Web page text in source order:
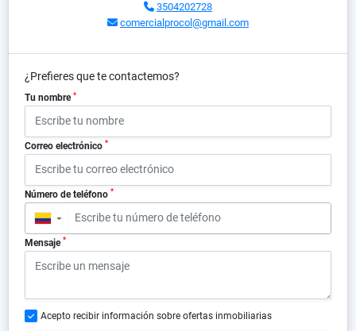
3504202728
comercialprocol@gmail.com
¿Prefieres que te contactemos?
Tu nombre *
Correo electrónico *
Número de teléfono *
▼
Mensaje *
Acepto recibir información sobre ofertas inmobiliarias